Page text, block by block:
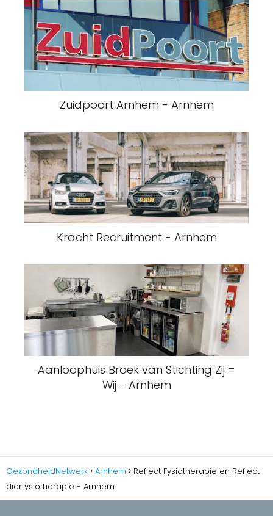
Zuidpoort Arnhem - Arnhem
Kracht Recruitment - Arnhem
Aanloophuis Broek van Stichting Zij =
Wij - Arnhem
GezondheidNetwerk Arnhem
Reflect Fysiotherapie en Reflect
dierfysiotherapie - Arnhem